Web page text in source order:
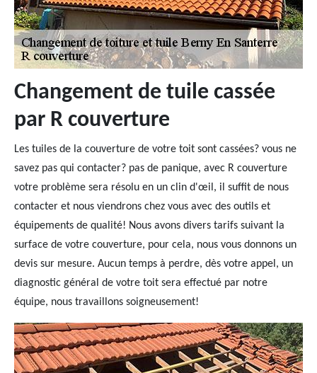
Changement de tuile cassée
par R couverture
Les tuiles de la couverture de votre toit sont cassées? vous ne
savez pas qui contacter? pas de panique, avec R couverture
votre problème sera résolu en un clin d'œil, il suffit de nous
contacter et nous viendrons chez vous avec des outils et
équipements de qualité! Nous avons divers tarifs suivant la
surface de votre couverture, pour cela, nous vous donnons un
devis sur mesure. Aucun temps à perdre, dès votre appel, un
diagnostic général de votre toit sera effectué par notre
équipe, nous travaillons soigneusement!